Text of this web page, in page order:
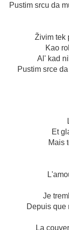
Pustim srcu da
Živim tek
Kao
Al' kad
Pustim srce
Et
Mais
Je
Depuis que
La